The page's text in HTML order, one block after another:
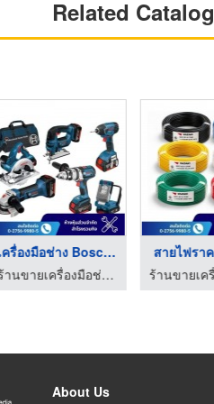
Related Catalog
เครื่องมือช่าง Bosch ...
ร้านขายเครื่องมือช่าง สมุทรปราการ - สำโรงรวมกิจ
สายไฟรา
About Us